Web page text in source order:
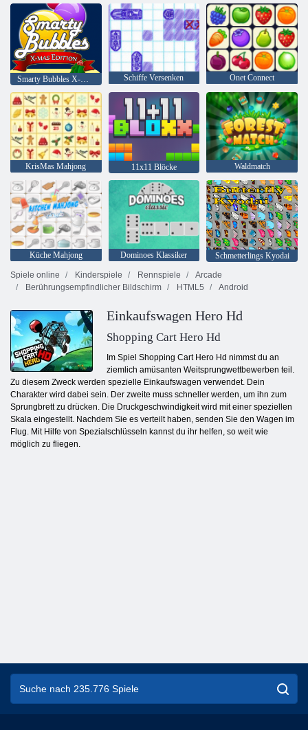
Schiffe Versenken Onet Connect
KrisMas Mahjong 11x11 Blöcke Waldmatch
Küche Mahjong Dominoes Klassiker
Schmetterlings Kyodai
Spiele online
Kinderspiele Rennspiele
Arcade
Berührungsempfindlicher Bildschirm
HTML5 Android
Einkaufswagen Hero Hd
Shopping Cart Hero Hd
Im Spiel Shopping Cart Hero Hd nimmst du an
ziemlich amüsanten Weitsprungwettbewerben teil.
Zu diesem Zweck werden spezielle Einkaufswagen verwendet. Dein
Charakter wird dabei sein. Der zweite muss schneller werden, um ihn zum
Sprungbrett zu drücken. Die Druckgeschwindigkeit wird mit einer speziellen
Skala eingestellt. Nachdem Sie es verteilt haben, senden Sie den Wagen im
Flug. Mit Hilfe von Spezialschlüsseln kannst du ihr helfen, so weit wie
möglich zu fliegen.